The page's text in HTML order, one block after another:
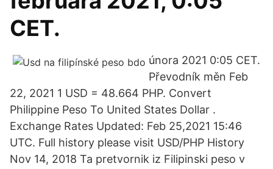
CET.
února 2021 0:05 CET.
Převodník měn Feb
22, 2021 1 USD = 48.664 PHP. Convert
Philippine Peso To United States Dollar .
Exchange Rates Updated: Feb 25,2021 15:46
UTC. Full history please visit USD/PHP History
Nov 14, 2018 Ta pretvornik iz Filipinski peso v